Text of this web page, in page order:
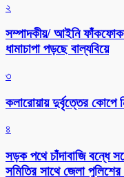
২
সম্পাদকীয়/ আইনি
ধামাচাপা পড়ছে বাল্যবিয়ে
৩
কলারোয়ায় দুর্বৃত্তের কোপে
৪
সড়ক পথে চাঁদাবাজি বন্ধে
সমিতির সাথে জেলা পুলিশের